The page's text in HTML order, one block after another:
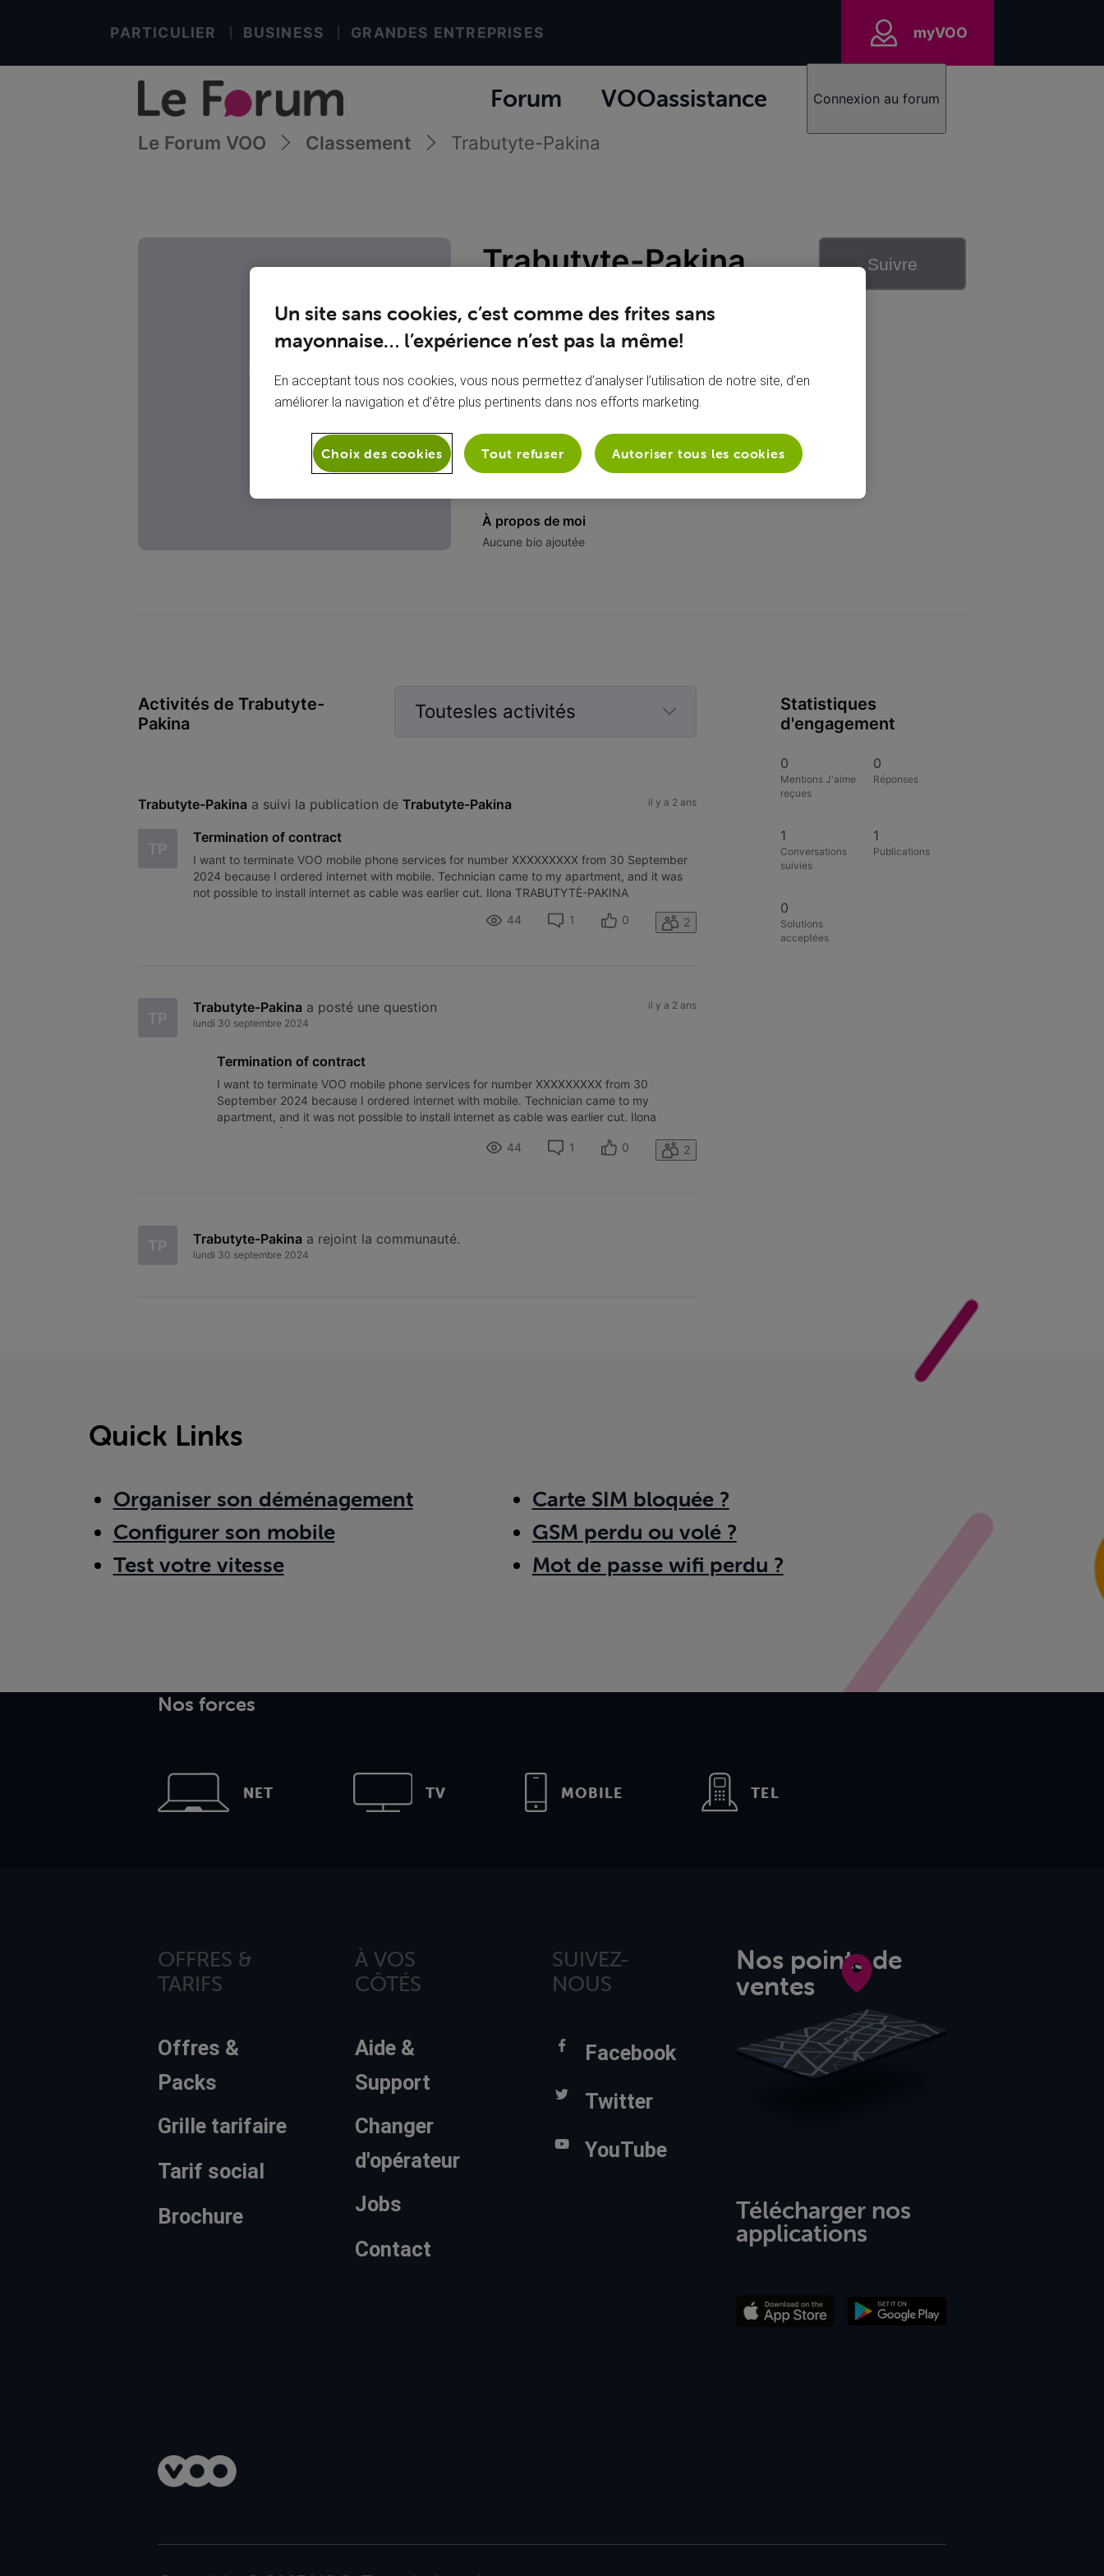
PARTICULIER BUSINESS GRANDES ENTREPRISES myVOO
Forum VOOassistance Connexion au forum
Le Forum VOO Classement Trabutyte-Pakina
TP
Trabutyte-Pakina
Joined lundi 30 septembre 2024
Suivre
À propos de moi
Aucune bio ajoutée
Activités de Trabutyte-
Pakina
Toutesles activités
Trabutyte-Pakina a suivi la publication de Trabutyte-Pakina il y a 2 ans
TP
Termination of contract
I want to terminate VOO mobile phone services for number XXXXXXXXX from 30 September
2024 because I ordered internet with mobile. Technician came to my apartment, and it was
not possible to install internet as cable was earlier cut. Ilona TRABUTYTĖ-PAKINA
44
1 0 2
TP
Trabutyte-Pakina a posté une question
lundi 30 septembre 2024
il y a 2 ans
Termination of contract
I want to terminate VOO mobile phone services for number XXXXXXXXX from 30
September 2024 because I ordered internet with mobile. Technician came to my
apartment, and it was not possible to install internet as cable was earlier cut. Ilona
TRABUTYTĖ-PAKINA
44
1 0 2
TP Trabutyte-Pakina a rejoint la communauté.
lundi 30 septembre 2024
Statistiques
d'engagement
0
Mentions J'aime
reçues
0
Réponses
1
Conversations
suivies
1
Publications
0
Solutions
acceptées
Quick Links
Organiser son déménagement
Configurer son mobile
Test votre vitesse
Carte SIM bloquée ?
GSM perdu ou volé ?
Mot de passe wifi perdu ?
Nos forces
NET TV MOBILE TEL
OFFRES &
TARIFS
Offres &
Packs
Grille tarifaire
Tarif social
Brochure
À VOS
CÔTÉS
Aide &
Support
Changer
d'opérateur
Jobs
Contact
SUIVEZ-
NOUS
Facebook
Twitter
YouTube
Nos points de
ventes
Télécharger nos
applications
Un site sans cookies, c’est comme des frites sans
mayonnaise… l’expérience n’est pas la même!
En acceptant tous nos cookies, vous nous permettez d’analyser l’utilisation de notre site, d’en
améliorer la navigation et d’être plus pertinents dans nos efforts marketing.
Tout refuser Autoriser tous les cookies
Choix des cookies